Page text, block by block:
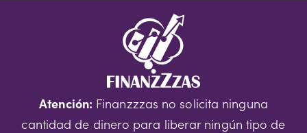
Atención: Finanzzzas no solicita ninguna
cantidad de dinero para liberar ningún tipo de